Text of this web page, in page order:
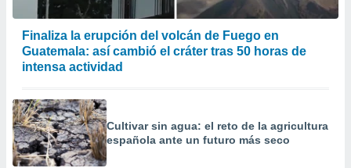
Finaliza la erupción del volcán de Fuego en
Guatemala: así cambió el cráter tras 50 horas de
intensa actividad
Cultivar sin agua: el reto de la agricultura
española ante un futuro más seco